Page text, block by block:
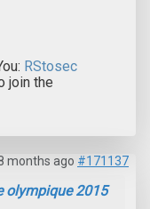
RStosec
join the
months ago #171137
olympique 2015